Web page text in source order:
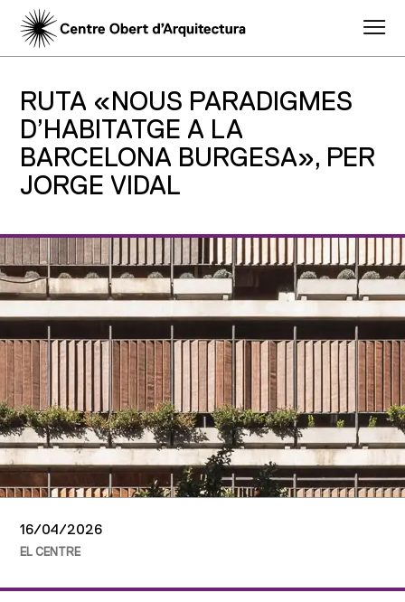
RUTA «NOUS PARADIGMES
D’HABITATGE A LA
BARCELONA BURGESA», PER
JORGE VIDAL
16/04/2026
EL CENTRE